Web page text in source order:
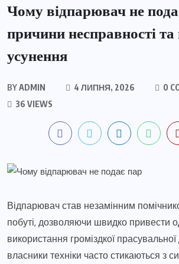
Чому відпарювач не
причини несправності
усунення
BYADMIN 4 ЛИПНЯ, 2026
0
36 VIEWS
Відпарювач став незамінним
побуті, дозволяючи швидко привести
використання громіздкої
власники техніки часто стикаються з